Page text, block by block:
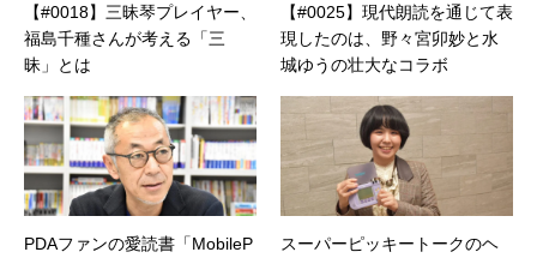
【#0018】三昧琴プレイヤー、
福島千種さんが考える「三
昧」とは
【#0025】現代朗読を通じて表
現したのは、野々宮卯妙と水
城ゆうの壮大なコラボ
PDAファンの愛読書「MobileP
スーパーピッキートークのヘ